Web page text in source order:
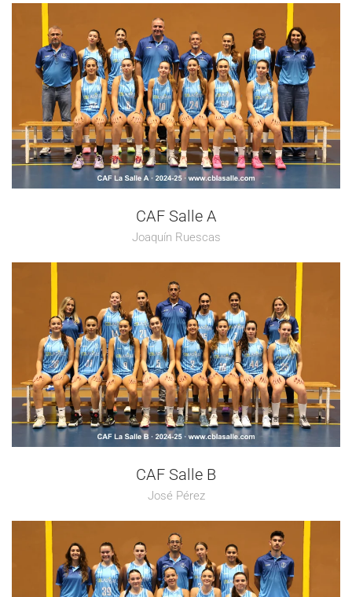
CAF Salle A
Joaquín Ruescas
CAF Salle B
José Pérez